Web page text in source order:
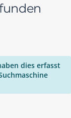
dies erfasst